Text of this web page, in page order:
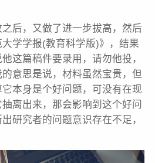
后，又做了进一步拔高，然后
学学报(教育科学版)》，结果
这篇稿件要录用，请勿他投，
意思是说，材料虽然宝贵，但
本身是个好问题，可没有在现
离出来，那会影响到这个好问
研究者的问题意识存在不足，